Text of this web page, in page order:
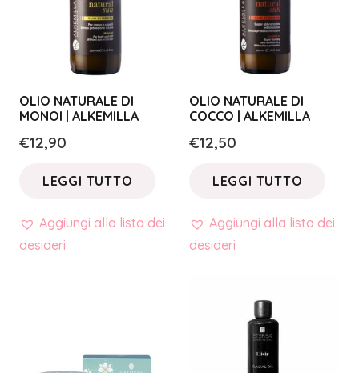
OLIO NATURALE DI
MONOI | ALKEMILLA
€12,90
LEGGI TUTTO
Aggiungi alla lista dei
desideri
OLIO NATURALE DI
COCCO | ALKEMILLA
€12,50
LEGGI TUTTO
Aggiungi alla lista dei
desideri